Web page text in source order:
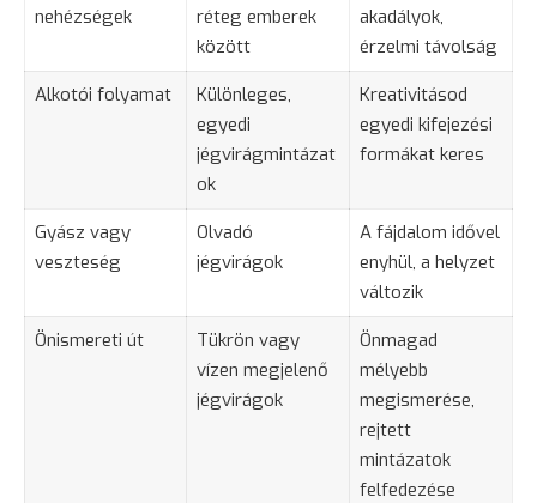
nehézségek
réteg emberek
között
akadályok,
érzelmi távolság
Alkotói folyamat
Különleges,
egyedi
jégvirágmintázat
ok
Kreativitásod
egyedi kifejezési
formákat keres
Gyász vagy
veszteség
Olvadó
jégvirágok
A fájdalom idővel
enyhül, a helyzet
változik
Önismereti út
Tükrön vagy
vízen megjelenő
jégvirágok
Önmagad
mélyebb
megismerése,
rejtett
mintázatok
felfedezése